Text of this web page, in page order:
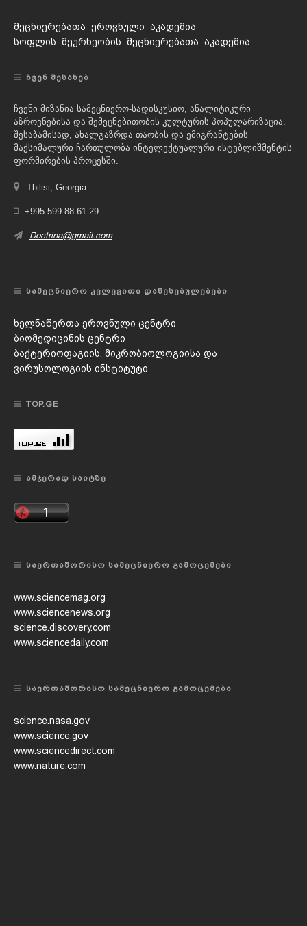
მეცნიერებათა ეროვნული აკადემია
სოფლის მეურნეობის მეცნიერებათა აკადემია
ᲩᲕᲔᲜ ᲨᲔᲡᲐᲮᲔᲑ
ჩვენი მიზანია სამეცნიერო-სადისკუსიო, ანალიტიკური
აზროვნებისა და შემეცნებითობის კულტურის პოპულარიზაცია.
შესაბამისად, ახალგაზრდა თაობის და ემიგრანტების
მაქსიმალური ჩართულობა ინტელექტუალური ისტებლიშმენტის
ფორმირების პროცესში.
Tbilisi, Georgia
+995 599 88 61 29
Doctrina@gmail.com
ᲡᲐᲛᲔᲪᲜᲘᲔᲠᲝ ᲙᲕᲚᲔᲕᲘᲗᲘ ᲓᲐᲬᲔᲡᲔᲑᲣᲚᲔᲑᲔᲑᲘ
ხელნაწერთა ეროვნული ცენტრი
ბიომედიცინის ცენტრი
ბაქტერიოფაგიის, მიკრობიოლოგიისა და
ვირუსოლოგიის ინსტიტუტი
TOP.GE
ᲐᲛᲯᲔᲠᲐᲓ ᲡᲐᲘᲢᲖᲔ
ᲡᲐᲔᲠᲗᲐᲨᲝᲠᲘᲡᲝ ᲡᲐᲛᲔᲪᲜᲘᲔᲠᲝ ᲒᲐᲛᲝᲪᲔᲛᲔᲑᲘ
www.sciencemag.org
www.sciencenews.org
science.discovery.com
www.sciencedaily.com
ᲡᲐᲔᲠᲗᲐᲨᲝᲠᲘᲡᲝ ᲡᲐᲛᲔᲪᲜᲘᲔᲠᲝ ᲒᲐᲛᲝᲪᲔᲛᲔᲑᲘ
science.nasa.gov
www.science.gov
www.sciencedirect.com
www.nature.com